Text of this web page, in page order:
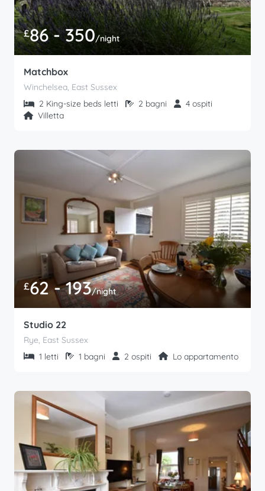
£86 - 350/night
Matchbox
Winchelsea, East Sussex
2 King-size beds letti
2 bagni
4 ospiti
Villetta
£62 - 193/night
Studio 22
Rye, East Sussex
1 letti
1 bagni 2 ospiti Lo appartamento